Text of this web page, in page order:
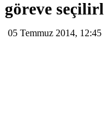
göreve
05 Temmuz 2014, 12:45